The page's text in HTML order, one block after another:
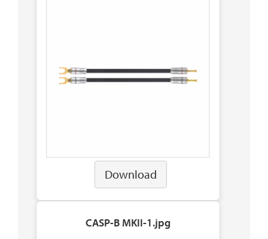
Download
CASP-B MKII-1.jpg